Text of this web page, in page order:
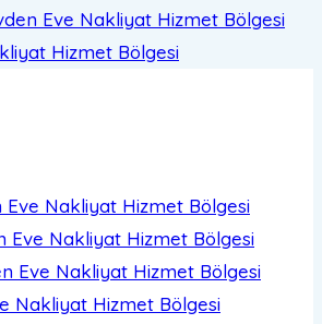
Eve Nakliyat Hizmet Bölgesi
Hizmet Bölgesi
Eve Nakliyat Hizmet Bölgesi
Eve Nakliyat Hizmet Bölgesi
Eve Nakliyat Hizmet Bölgesi
Nakliyat Hizmet Bölgesi